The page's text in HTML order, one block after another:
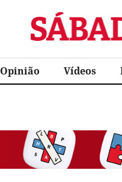
Sábado
Opinião Vídeos